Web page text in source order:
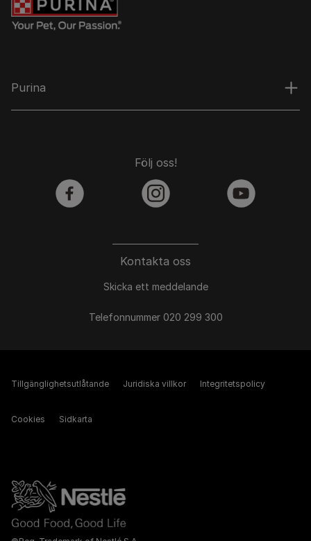
Purina
Kontakta oss
Skicka ett meddelande
Telefonnummer 020 299 300
Följ oss!
facebook instagram youtube
Tillgänglighetsutlåtande Juridiska villkor Integritetspolicy
Cookies Sidkarta